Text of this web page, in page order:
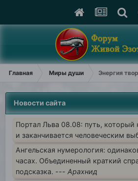
Главная Миры души Энергия
Новости сайта
Портал Льва 08.08: путь, который
и заканчивается человеческим
Ангельская нумерология:
часах. Объединенный краткий
подсказка. --- Арахнид